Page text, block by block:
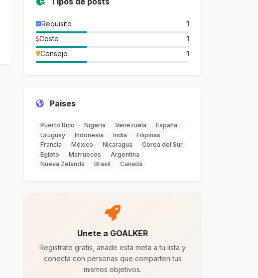
Requisito
1
Coste
1
Consejo
1
Paises
Puerto Rico Nigeria Venezuela
España
Uruguay
Indonesia India
Filipinas
Francia
México Nicaragua
Corea del Sur
Egipto
Marruecos
Argentina
Nueva Zelanda
Brasil Canadá
Unete a GOALKER
Registrate gratis, anade esta meta a tu lista y
conecta con personas que comparten tus
mismos objetivos.